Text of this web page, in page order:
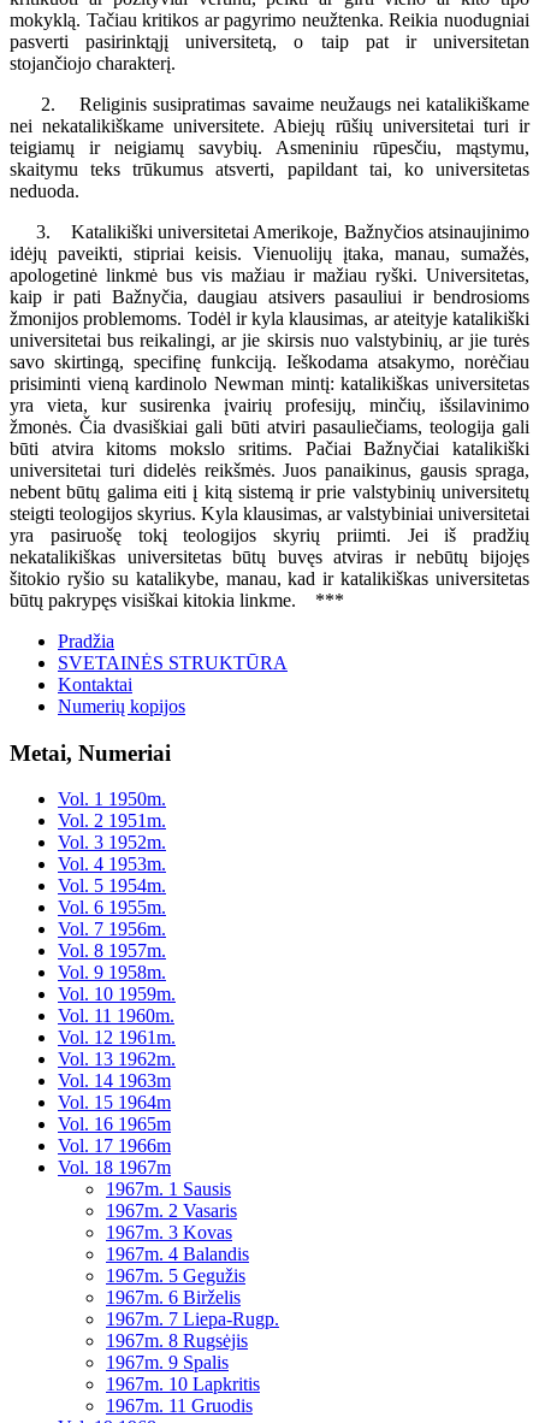
mokyklą. Tačiau kritikos ar pagyrimo neužtenka. Reikia nuodugniai
pasverti pasirinktąjį universitetą, o taip pat ir universitetan
stojančiojo charakterį.
2. Religinis susipratimas savaime neužaugs nei katalikiškame
nei nekatalikiškame universitete. Abiejų rūšių universitetai turi ir
teigiamų ir neigiamų savybių. Asmeniniu rūpesčiu, mąstymu,
skaitymu teks trūkumus atsverti, papildant tai, ko universitetas
neduoda.
3. Katalikiški universitetai Amerikoje, Bažnyčios atsinaujinimo
idėjų paveikti, stipriai keisis. Vienuolijų įtaka, manau, sumažės,
apologetinė linkmė bus vis mažiau ir mažiau ryški. Universitetas,
kaip ir pati Bažnyčia, daugiau atsivers pasauliui ir bendrosioms
žmonijos problemoms. Todėl ir kyla klausimas, ar ateityje katalikiški
universitetai bus reikalingi, ar jie skirsis nuo valstybinių, ar jie turės
savo skirtingą, specifinę funkciją. Ieškodama atsakymo, norėčiau
prisiminti vieną kardinolo Newman mintį: katalikiškas universitetas
yra vieta, kur susirenka įvairių profesijų, minčių, išsilavinimo
žmonės. Čia dvasiškiai gali būti atviri pasauliečiams, teologija gali
būti atvira kitoms mokslo sritims. Pačiai Bažnyčiai katalikiški
universitetai turi didelės reikšmės. Juos panaikinus, gausis spraga,
nebent būtų galima eiti į kitą sistemą ir prie valstybinių universitetų
steigti teologijos skyrius. Kyla klausimas, ar valstybiniai universitetai
yra pasiruošę tokį teologijos skyrių priimti. Jei iš pradžių
nekatalikiškas universitetas būtų buvęs atviras ir nebūtų bijojęs
šitokio ryšio su katalikybe, manau, kad ir katalikiškas universitetas
būtų pakrypęs visiškai kitokia linkme. ***
Pradžia
SVETAINĖS STRUKTŪRA
Kontaktai
Numerių kopijos
Metai, Numeriai
Vol. 1 1950m.
Vol. 2 1951m.
Vol. 3 1952m.
Vol. 4 1953m.
Vol. 5 1954m.
Vol. 6 1955m.
Vol. 7 1956m.
Vol. 8 1957m.
Vol. 9 1958m.
Vol. 10 1959m.
Vol. 11 1960m.
Vol. 12 1961m.
Vol. 13 1962m.
Vol. 14 1963m
Vol. 15 1964m
Vol. 16 1965m
Vol. 17 1966m
Vol. 18 1967m
1967m. 1 Sausis
1967m. 2 Vasaris
1967m. 3 Kovas
1967m. 4 Balandis
1967m. 5 Gegužis
1967m. 6 Birželis
1967m. 7 Liepa-Rugp.
1967m. 8 Rugsėjis
1967m. 9 Spalis
1967m. 10 Lapkritis
1967m. 11 Gruodis